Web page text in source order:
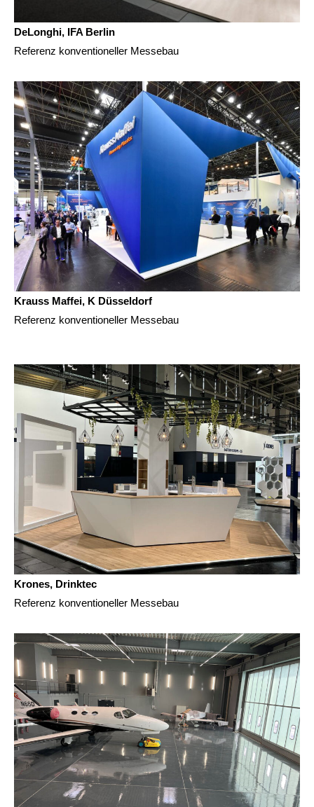
DeLonghi, IFA Berlin
Referenz konventioneller Messebau
Krauss Maffei, K Düsseldorf
Referenz konventioneller Messebau
Krones, Drinktec
Referenz konventioneller Messebau